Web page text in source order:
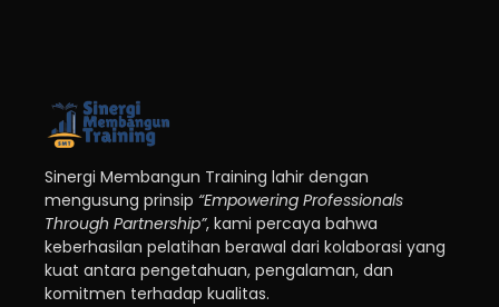
Sinergi Membangun Training lahir dengan
mengusung prinsip “Empowering Professionals
Through Partnership”, kami percaya bahwa
keberhasilan pelatihan berawal dari kolaborasi yang
kuat antara pengetahuan, pengalaman, dan
komitmen terhadap kualitas.